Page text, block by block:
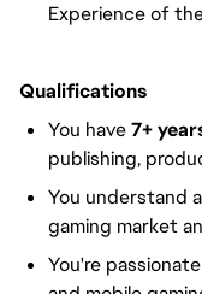
Experience of
Qualifications
You have7+
publishing,
You understand
gaming market
You're